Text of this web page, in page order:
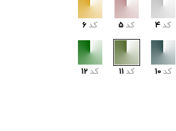
کد 4 کد 5 کد 6
کد 10 کد 11 کد 12